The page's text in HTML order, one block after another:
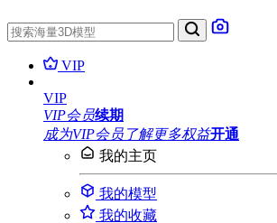
VIP
VIP
VIP会员续期
成为VIP会员 了解更多权益开通
我的主页
我的模型
我的收藏